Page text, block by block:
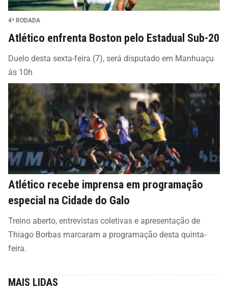
4ª RODADA
Atlético enfrenta Boston pelo Estadual Sub-20
Duelo desta sexta-feira (7), será disputado em Manhuaçu
às 10h
Atlético recebe imprensa em programação
especial na Cidade do Galo
Treino aberto, entrevistas coletivas e apresentação de
Thiago Borbas marcaram a programação desta quinta-
feira.
MAIS LIDAS